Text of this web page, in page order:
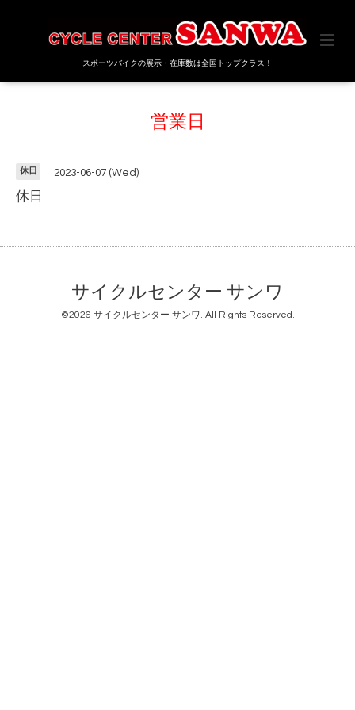
スポーツバイクの展示・在庫数は全国トップクラス！
営業日
休日 2023-06-07 (Wed)
休日
サイクルセンター サンワ
©2026 サイクルセンター サンワ. All Rights Reserved.